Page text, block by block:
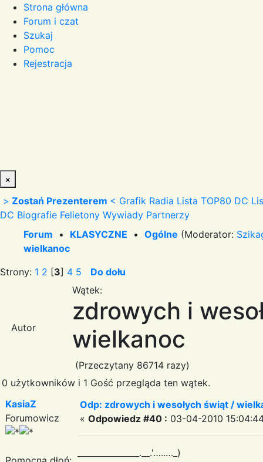
Strona główna
Forum i czat
Szukaj
Pomoc
Rejestracja
×
> Zostań Prezenterem < Grafik Radia Lista TOP80 DC
DC Biografie Felietony Wywiady Partnerzy
Forum • KLASYCZNE • Ogólne (Moderator:
wielkanoc
Strony: 1 2 [3] 4 5 Do dołu
Autor
Wątek:
zdrowych i
wielkanoc
(Przeczytany 86714 razy)
0 użytkowników i 1 Gość przegląda ten wątek.
KasiaZ
Forumowicz
Odp: zdrowych i wesołych świąt /
« Odpowiedz #40 : 03-04-2010
_______________.__.'…..…_)